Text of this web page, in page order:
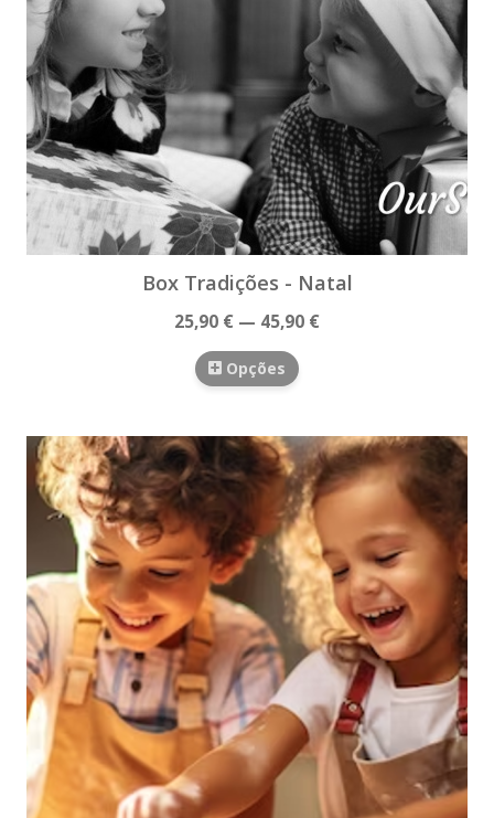
Box Tradições - Natal
25,90 € — 45,90 €
Opções